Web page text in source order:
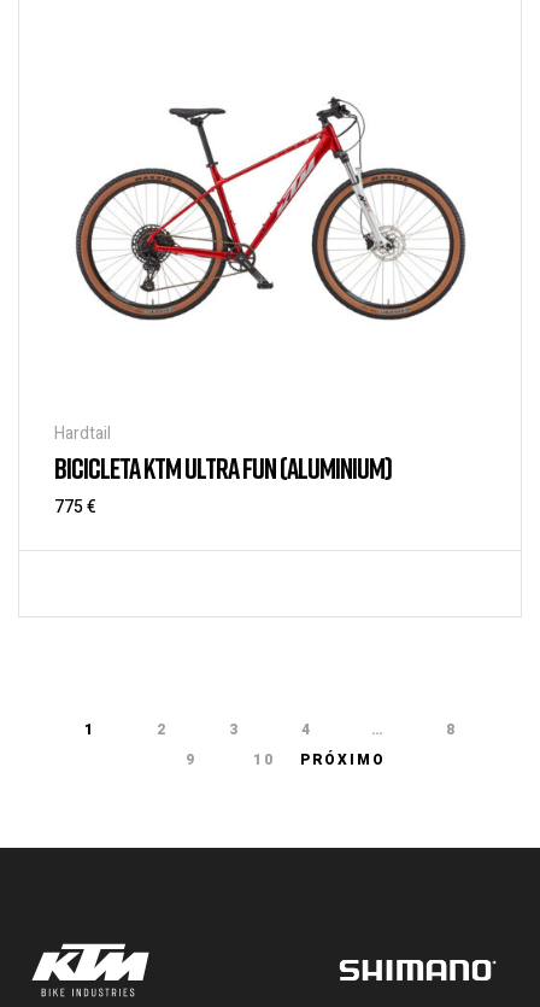
Hardtail
BICICLETA KTM ULTRA FUN (ALUMINIUM)
775€
1 2 3 4 …
8
9
10 PRÓXIMO